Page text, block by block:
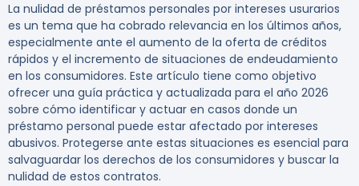
La nulidad de préstamos personales por intereses usurarios
es un tema que ha cobrado relevancia en los últimos años,
especialmente ante el aumento de la oferta de créditos
rápidos y el incremento de situaciones de endeudamiento
en los consumidores. Este artículo tiene como objetivo
ofrecer una guía práctica y actualizada para el año 2026
sobre cómo identificar y actuar en casos donde un
préstamo personal puede estar afectado por intereses
abusivos. Protegerse ante estas situaciones es esencial para
salvaguardar los derechos de los consumidores y buscar la
nulidad de estos contratos.